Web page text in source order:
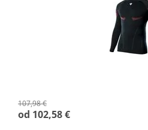
107,98 €
od 102,58 €